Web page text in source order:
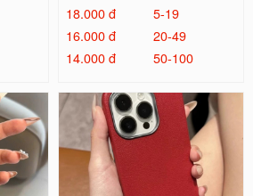
18.000 đ
5-19
16.000 đ
20-49
14.000 đ
50-100